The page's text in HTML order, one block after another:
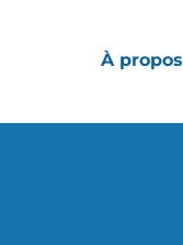
À propos